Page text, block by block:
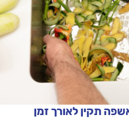
תקין לאורך זמן